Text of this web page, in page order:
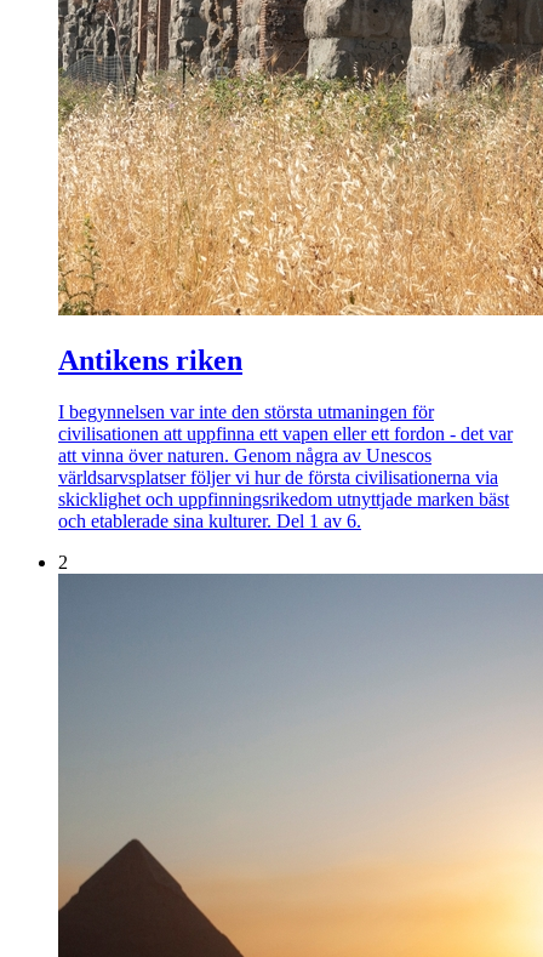
Antikens riken
I begynnelsen var inte den största utmaningen för
civilisationen att uppfinna ett vapen eller ett fordon - det var
att vinna över naturen. Genom några av Unescos
världsarvsplatser följer vi hur de första civilisationerna via
skicklighet och uppfinningsrikedom utnyttjade marken bäst
och etablerade sina kulturer. Del 1 av 6.
2